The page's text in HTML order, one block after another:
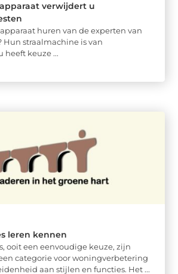
verwijdert u
huren van de experten van
Hun straalmachine is van
heeft keuze ...
leren kennen
ooit een eenvoudige keuze, zijn
categorie voor woningverbetering
aan stijlen en functies. Het ...